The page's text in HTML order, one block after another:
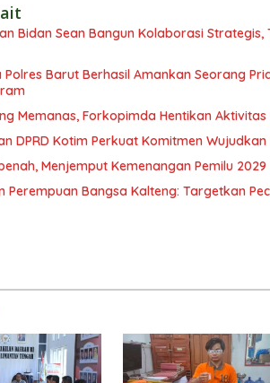
Bidan Sean Bangun Kolaborasi
Barut Berhasil Amankan Seorang
Memanas, Forkopimda Hentikan Aktivitas
DPRD Kotim Perkuat Komitmen
Menjemput Kemenangan Pemilu 2029
Perempuan Bangsa Kalteng: Targetkan